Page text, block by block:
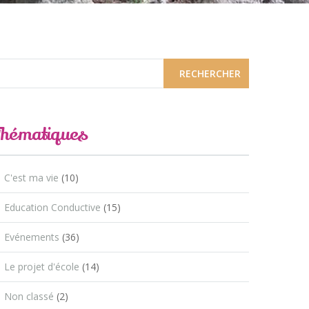
C'est ma vie (10)
Education Conductive (15)
Evénements (36)
Le projet d'école (14)
Non classé (2)